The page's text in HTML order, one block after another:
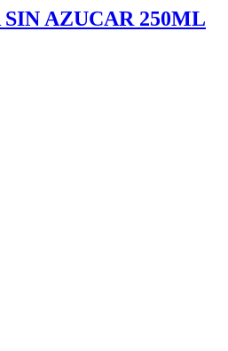
AZUCAR 250ML